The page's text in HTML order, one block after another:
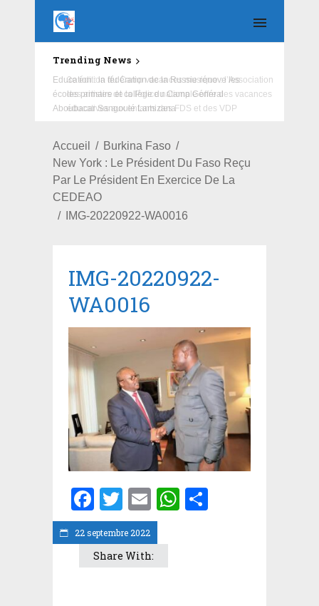
Trending News
Education : la fédération de la Russie rénove les
écoles primaire et collège du Camp Général
Aboubacar Sangoulé Lamizana
Accueil
Burkina Faso
New York : Le Président Du Faso Reçu
Par Le Président En Exercice De La
CEDEAO
IMG-20220922-WA0016
22 septembre 2022
IMG-20220922-
WA0016
Facebook
Twitter
EmailWhatsApp
Share With: